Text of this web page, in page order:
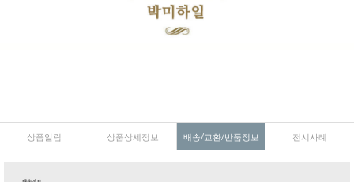
상품알림 상품상세정보 배송/교환/반품정보 전시사례